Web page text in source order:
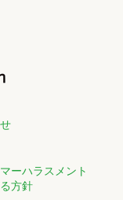
円）【～2025.12月
せる清々しい「サイ
分に♪日頃溜まった
ーハラスメント
方針